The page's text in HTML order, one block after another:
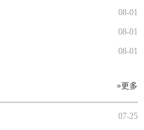
08-01
08-01
08-01
»更多
07-25